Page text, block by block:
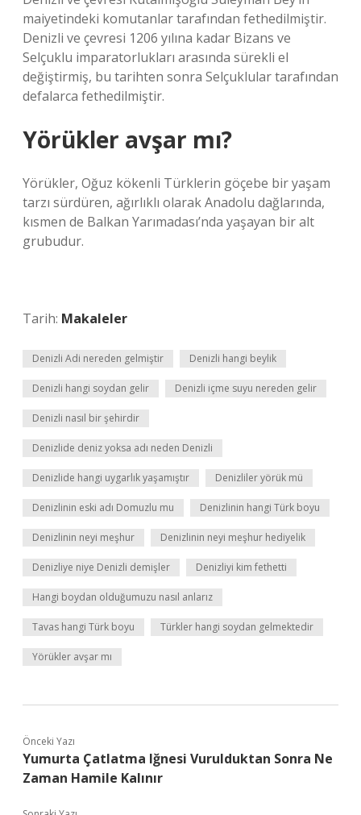
maiyetindeki komutanlar tarafından fethedilmiştir.
Denizli ve çevresi 1206 yılına kadar Bizans ve
Selçuklu imparatorlukları arasında sürekli el
değiştirmiş, bu tarihten sonra Selçuklular tarafından
defalarca fethedilmiştir.
Yörükler avşar mı?
Yörükler, Oğuz kökenli Türklerin göçebe bir yaşam
tarzı sürdüren, ağırlıklı olarak Anadolu dağlarında,
kısmen de Balkan Yarımadası’nda yaşayan bir alt
grubudur.
Tarih: Makaleler
Denizli Adi nereden gelmiştir Denizli hangi beylik
Denizli hangi soydan gelir Denizli içme suyu nereden gelir
Denizli nasıl bir şehirdir
Denizlide deniz yoksa adı neden Denizli
Denizlide hangi uygarlık yaşamıştır Denizliler yörük mü
Denizlinin eski adı Domuzlu mu Denizlinin hangi Türk boyu
Denizlinin neyi meşhur Denizlinin neyi meşhur hediyelik
Denizliye niye Denizli demişler Denizliyi kim fethetti
Hangi boydan olduğumuzu nasıl anlarız
Tavas hangi Türk boyu Türkler hangi soydan gelmektedir
Yörükler avşar mı
Önceki Yazı
Yumurta Çatlatma Iğnesi Vurulduktan Sonra Ne
Zaman Hamile Kalınır